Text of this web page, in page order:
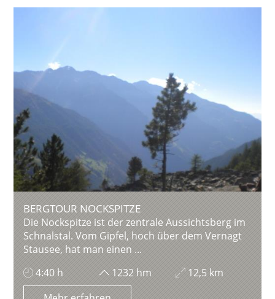
BERGTOUR NOCKSPITZE
Die Nockspitze ist der zentrale Aussichtsberg im
Schnalstal. Vom Gipfel, hoch über dem Vernagt
Stausee, hat man einen ...
4:40 h
1232 hm
12,5 km